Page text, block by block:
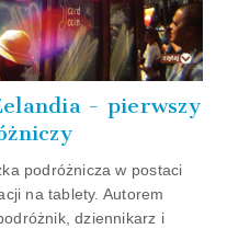
- pierwszy
podróżnicza w postaci
na tablety. Autorem
dziennikarz i